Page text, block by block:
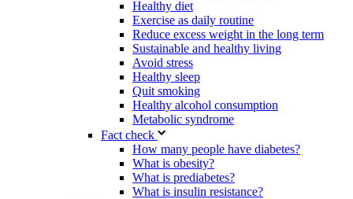
Healthy diet
Exercise as daily routine
Reduce excess weight in the long term
Sustainable and healthy living
Avoid stress
Healthy sleep
Quit smoking
Healthy alcohol consumption
Metabolic syndrome
Fact check
How many people have diabetes?
What is obesity?
What is prediabetes?
What is insulin resistance?